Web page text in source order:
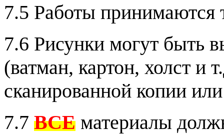
7.5 Работы принимаются
7.6 Рисунки могут быть
(ватман, картон, холст и
сканированной копии
7.7 ВСЕ материалы